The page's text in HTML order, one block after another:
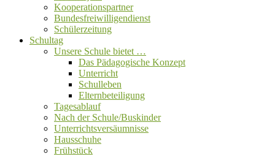
Kooperationspartner
Bundesfreiwilligendienst
Schülerzeitung
Schultag
Unsere Schule bietet …
Das Pädagogische Konzept
Unterricht
Schulleben
Elternbeteiligung
Tagesablauf
Nach der Schule/Buskinder
Unterrichtsversäumnisse
Hausschuhe
Frühstück